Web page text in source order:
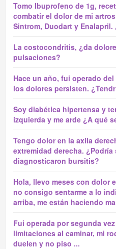
Tomo Ibuprofeno de 1g,
combatir el dolor de mi
Sintrom, Duodart y
La costocondritis, ¿da
pulsaciones?
Hace un año, fui operado
los dolores persisten.
Soy diabética hipertensa y
izquierda y me arde ¿A qué
Tengo dolor en la axila
extremidad derecha. ¿Podría
diagnosticaron bursitis?
Hola, llevo meses con dolor
no consigo sentarme a lo
arriba, me están haciendo
Fui operada por segunda
limitaciones al caminar, mi
duelen y no piso ...